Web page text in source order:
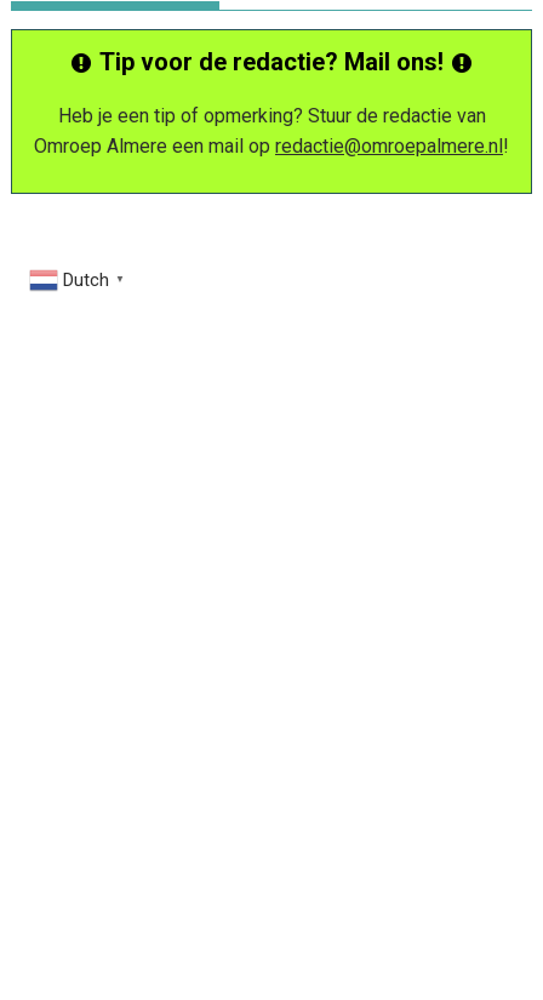
Tip voor de redactie? Mail ons!
Heb je een tip of opmerking? Stuur de redactie van
Omroep Almere een mail op redactie@omroepalmere.nl!
Dutch ▼